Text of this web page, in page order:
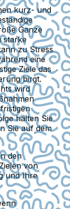
kurz- und
Ganze
starke
zu Stress
eine
Ziele das
birgt.
wird
halten Sie
Sie auf dem
den
von
und Ihre